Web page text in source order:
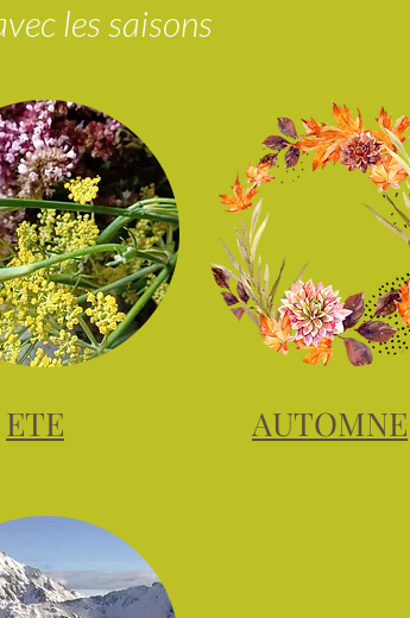
les saisons
ETE AUTOMNE